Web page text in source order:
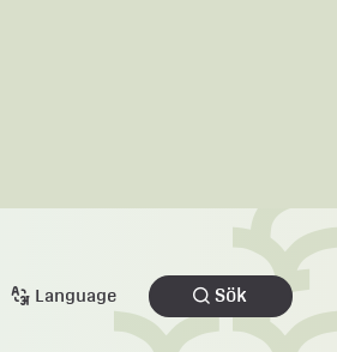
Language Sök